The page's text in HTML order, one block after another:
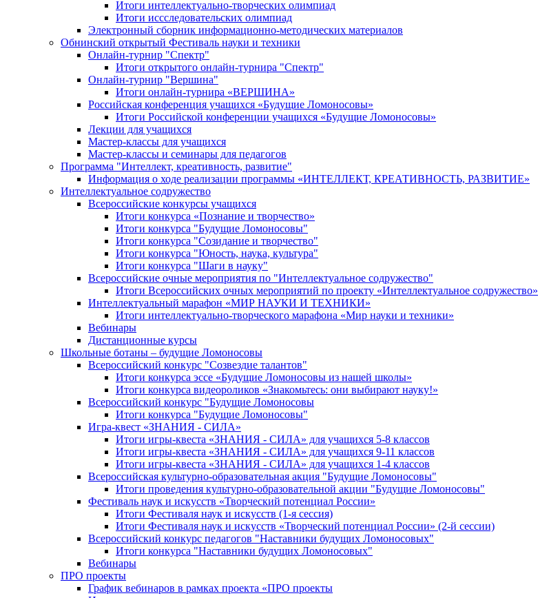
Итоги интеллектуально-творческих олимпиад
Итоги иссследовательских олимпиад
Электронный сборник информационно-методических материалов
Обнинский открытый Фестиваль науки и техники
Онлайн-турнир "Спектр"
Итоги открытого онлайн-турнира "Спектр"
Онлайн-турнир "Вершина"
Итоги онлайн-турнира «ВЕРШИНА»
Российская конференция учащихся «Будущие Ломоносовы»
Итоги Российской конференции учащихся «Будущие Ломоносовы»
Лекции для учащихся
Мастер-классы для учащихся
Мастер-классы и семинары для педагогов
Программа "Интеллект, креативность, развитие"
Информация о ходе реализации программы «ИНТЕЛЛЕКТ, КРЕАТИВНОСТЬ, РАЗВИТИЕ»
Интеллектуальное содружество
Всероссийские конкурсы учащихся
Итоги конкурса «Познание и творчество»
Итоги конкурса "Будущие Ломоносовы"
Итоги конкурса "Созидание и творчество"
Итоги конкурса "Юность, наука, культура"
Итоги конкурса "Шаги в науку"
Всероссийские очные мероприятия по "Интеллектуальное содружество"
Итоги Всероссийских очных мероприятий по проекту «Интеллектуальное содружество»
Интеллектуальный марафон «МИР НАУКИ И ТЕХНИКИ»
Итоги интеллектуально-творческого марафона «Мир науки и техники»
Вебинары
Дистанционные курсы
Школьные ботаны – будущие Ломоносовы
Всероссийский конкурс "Созвездие талантов"
Итоги конкурса эссе «Будущие Ломоносовы из нашей школы»
Итоги конкурса видеороликов «Знакомьтесь: они выбирают науку!»
Всероссийский конкурс "Будущие Ломоносовы
Итоги конкурса "Будущие Ломоносовы"
Игра-квест «ЗНАНИЯ - СИЛА»
Итоги игры-квеста «ЗНАНИЯ - СИЛА» для учащихся 5-8 классов
Итоги игры-квеста «ЗНАНИЯ - СИЛА» для учащихся 9-11 классов
Итоги игры-квеста «ЗНАНИЯ - СИЛА» для учащихся 1-4 классов
Всероссийская культурно-образовательная акция "Будущие Ломоносовы"
Итоги проведения культурно-образовательной акции "Будущие Ломоносовы"
Фестиваль наук и искусств «Творческий потенциал России»
Итоги Фестиваля наук и искусств (1-я сессия)
Итоги Фестиваля наук и искусств «Творческий потенциал России» (2-й сессии)
Всероссийский конкурс педагогов "Наставники будущих Ломоносовых"
Итоги конкурса "Наставники будущих Ломоносовых"
Вебинары
ПРО проекты
График вебинаров в рамках проекта «ПРО проекты